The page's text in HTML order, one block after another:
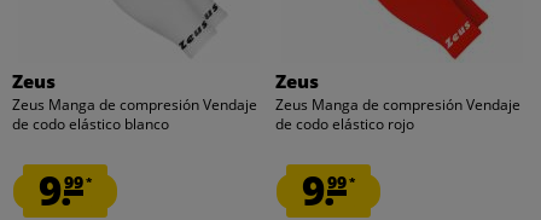
Zeus
Zeus Manga de compresión Vendaje
de codo elástico blanco
9.99*
Zeus
Zeus Manga de compresión Vendaje
de codo elástico rojo
9.99*